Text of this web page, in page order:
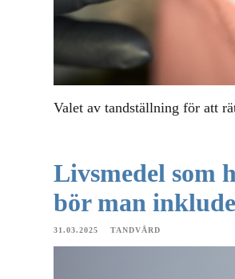
Valet av tandställning för att
Livsmedel som
bör man
31.03.2025 TANDVÅRD